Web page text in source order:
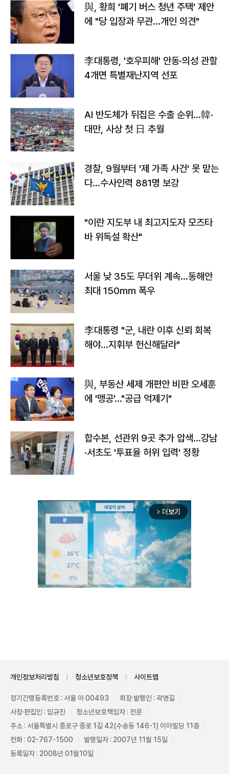
與, 황희 '폐기 버스 청년 주택' 제안
에 "당 입장과 무관…개인 의견"
李대통령, '호우피해' 안동·의성 관할
4개면 특별재난지역 선포
AI 반도체가 뒤집은 수출 순위…韓·
대만, 사상 첫 日 추월
경찰, 9월부터 '제 가족 사건' 못 맡는
다…수사인력 881명 보강
"이란 지도부 내 최고지도자 모즈타
바 위독설 확산"
서울 낮 35도 무더위 계속…동해안
최대 150㎜ 폭우
李대통령 "군, 내란 이후 신뢰 회복
해야…지휘부 헌신해달라"
與, 부동산 세제 개편안 비판 오세훈
에 '맹공'…"공급 억제기"
합수본, 선관위 9곳 추가 압색…강남
·서초도 '투표율 허위 입력' 정황
arrow_forward_ios 더보기
개인정보처리방침 청소년보호정책 사이트맵
정기간행등록번호 : 서울 아 00493
회장·발행인 : 곽영길
사장·편집인 : 임규진
청소년보호책임자 : 전운
주소 : 서울특별시 종로구 종로 1길 42(수송동 146-1) 이마빌딩 11층
전화 : 02-767-1500
발행일자 : 2007년 11월 15일
등록일자 : 2008년 01월10일